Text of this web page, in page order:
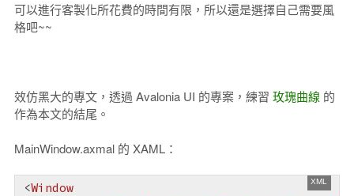
可以進行客製化所花費的時間有限，所以還是選擇自己需要風
格吧~~
效仿黑大的專文，透過 Avalonia UI 的專案，練習 玫瑰曲線 的
作為本文的結尾。
MainWindow.axmal 的 XAML：
<Window